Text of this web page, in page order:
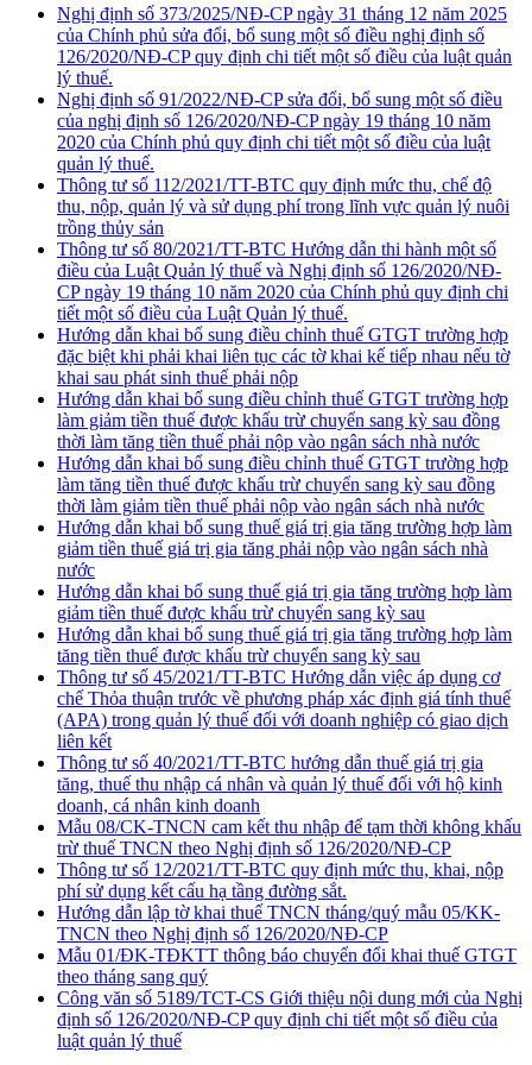
Nghị định số 373/2025/NĐ-CP ngày 31 tháng 12 năm 2025
của Chính phủ sửa đổi, bổ sung một số điều nghị định số
126/2020/NĐ-CP quy định chi tiết một số điều của luật quản
lý thuế.
Nghị định số 91/2022/NĐ-CP sửa đổi, bổ sung một số điều
của nghị định số 126/2020/NĐ-CP ngày 19 tháng 10 năm
2020 của Chính phủ quy định chi tiết một số điều của luật
quản lý thuế.
Thông tư số 112/2021/TT-BTC quy định mức thu, chế độ
thu, nộp, quản lý và sử dụng phí trong lĩnh vực quản lý nuôi
trồng thủy sản
Thông tư số 80/2021/TT-BTC Hướng dẫn thi hành một số
điều của Luật Quản lý thuế và Nghị định số 126/2020/NĐ-
CP ngày 19 tháng 10 năm 2020 của Chính phủ quy định chi
tiết một số điều của Luật Quản lý thuế.
Hướng dẫn khai bổ sung điều chỉnh thuế GTGT trường hợp
đặc biệt khi phải khai liên tục các tờ khai kế tiếp nhau nếu tờ
khai sau phát sinh thuế phải nộp
Hướng dẫn khai bổ sung điều chỉnh thuế GTGT trường hợp
làm giảm tiền thuế được khấu trừ chuyển sang kỳ sau đồng
thời làm tăng tiền thuế phải nộp vào ngân sách nhà nước
Hướng dẫn khai bổ sung điều chỉnh thuế GTGT trường hợp
làm tăng tiền thuế được khấu trừ chuyển sang kỳ sau đồng
thời làm giảm tiền thuế phải nộp vào ngân sách nhà nước
Hướng dẫn khai bổ sung thuế giá trị gia tăng trường hợp làm
giảm tiền thuế giá trị gia tăng phải nộp vào ngân sách nhà
nước
Hướng dẫn khai bổ sung thuế giá trị gia tăng trường hợp làm
giảm tiền thuế được khấu trừ chuyển sang kỳ sau
Hướng dẫn khai bổ sung thuế giá trị gia tăng trường hợp làm
tăng tiền thuế được khấu trừ chuyển sang kỳ sau
Thông tư số 45/2021/TT-BTC Hướng dẫn việc áp dụng cơ
chế Thỏa thuận trước về phương pháp xác định giá tính thuế
(APA) trong quản lý thuế đối với doanh nghiệp có giao dịch
liên kết
Thông tư số 40/2021/TT-BTC hướng dẫn thuế giá trị gia
tăng, thuế thu nhập cá nhân và quản lý thuế đối với hộ kinh
doanh, cá nhân kinh doanh
Mẫu 08/CK-TNCN cam kết thu nhập để tạm thời không khấu
trừ thuế TNCN theo Nghị định số 126/2020/NĐ-CP
Thông tư số 12/2021/TT-BTC quy định mức thu, khai, nộp
phí sử dụng kết cấu hạ tầng đường sắt.
Hướng dẫn lập tờ khai thuế TNCN tháng/quý mẫu 05/KK-
TNCN theo Nghị định số 126/2020/NĐ-CP
Mẫu 01/ĐK-TĐKTT thông báo chuyển đổi khai thuế GTGT
theo tháng sang quý
Công văn số 5189/TCT-CS Giới thiệu nội dung mới của Nghị
định số 126/2020/NĐ-CP quy định chi tiết một số điều của
luật quản lý thuế